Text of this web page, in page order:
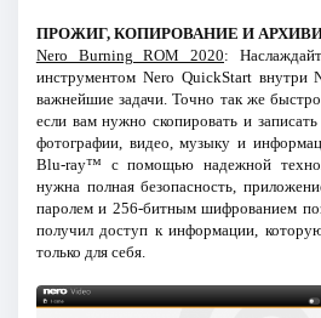
ПРОЖИГ, КОПИРОВАНИЕ И
Nero Burning ROM 2020:
инструментом Nero QuickStart внутри
важнейшие задачи. Точно так же быстро
если вам нужно скопировать и
фотографии, видео, музыку и
Blu-ray™ с помощью надежной
нужна полная безопасность,
паролем и 256-битным шифрованием
получил доступ к информации,
только для себя.